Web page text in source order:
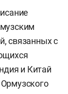
связанных с
и Китай